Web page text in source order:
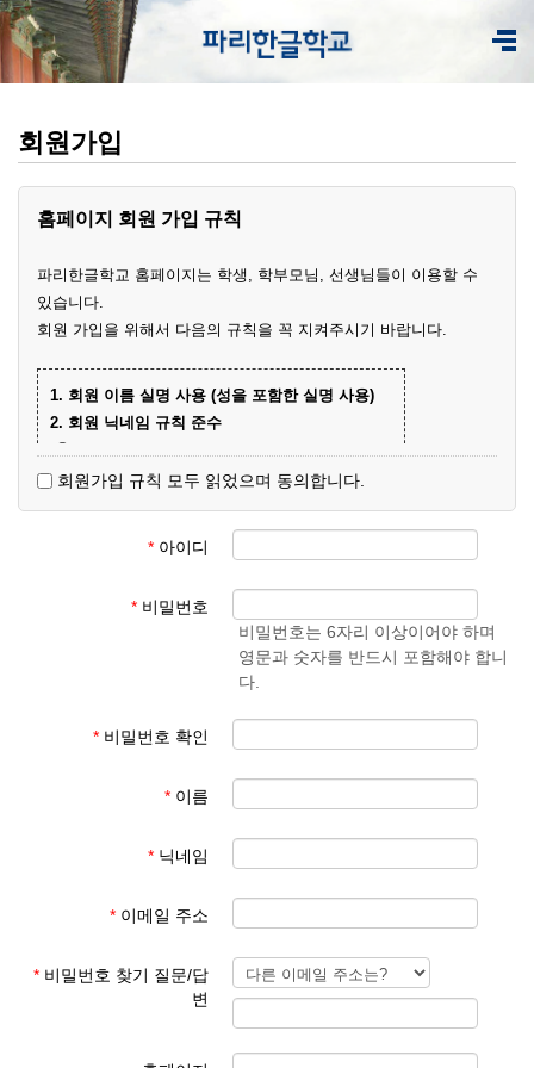
회원가입
홈페이지 회원 가입 규칙
파리한글학교 홈페이지는 학생, 학부모님, 선생님들이 이용할 수
있습니다.
회원 가입을 위해서 다음의 규칙을 꼭 지켜주시기 바랍니다.
1. 회원 이름 실명 사용 (성을 포함한 실명 사용)
2. 회원 닉네임 규칙 준수
① 학부모 회원 닉네임
- 학생 이름+엄마(아빠)
(예)
엄마
김예
준엄
마
(예)
김예
3. 회원 이메일은 입학원서에 기재된 이메일 주소
회원 가입 후 회원 승인에 평균 1일이 소요됩니다.
한글학교 회원이 아닌 분들이 특정한 사유로 홈페이지를 이용하기
파리한글학교 홈페이지 관리자
회원가입 규칙 모두 읽었으며 동의합니다.
* 아이디
* 비밀번호
비밀번호는 6자리 이상이어야 하며
영문과 숫자를 반드시 포함해야 합니
다.
* 비밀번호 확인
* 이름
* 닉네임
* 이메일 주소
* 비밀번호 찾기 질문/답
변